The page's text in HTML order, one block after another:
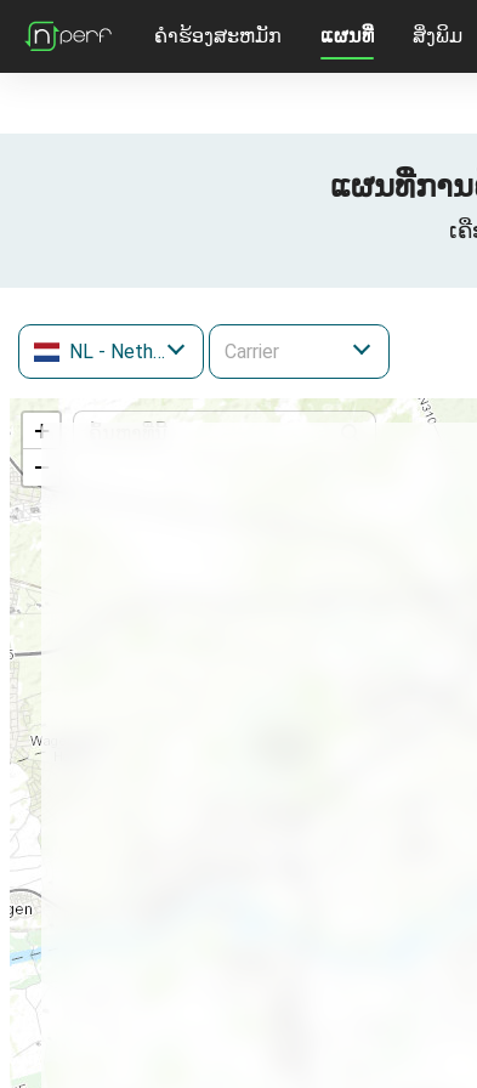
ຄໍາຮ້ອງສະຫມັກ ແຜນທີ່ ສິ່ງພິມ
ແຜນທີ່ກາ
ເ
NL - Netherlands
+
−